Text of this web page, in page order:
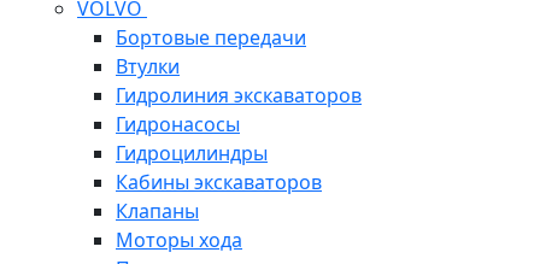
VOLVO
Бортовые передачи
Втулки
Гидролиния экскаваторов
Гидронасосы
Гидроцилиндры
Кабины экскаваторов
Клапаны
Моторы хода